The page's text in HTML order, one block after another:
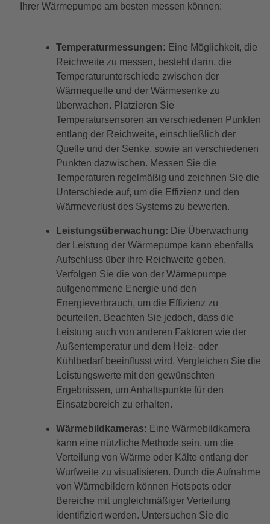
Ihrer Wärmepumpe am besten messen können:
Temperaturmessungen: Eine Möglichkeit, die
Reichweite zu messen, besteht darin, die
Temperaturunterschiede zwischen der
Wärmequelle und der Wärmesenke zu
überwachen. Platzieren Sie
Temperatursensoren an verschiedenen Punkten
entlang der Reichweite, einschließlich der
Quelle und der Senke, sowie an verschiedenen
Punkten dazwischen. Messen Sie die
Temperaturen regelmäßig und zeichnen Sie die
Unterschiede auf, um die Effizienz und den
Wärmeverlust des Systems zu bewerten.
Leistungsüberwachung: Die Überwachung
der Leistung der Wärmepumpe kann ebenfalls
Aufschluss über ihre Reichweite geben.
Verfolgen Sie die von der Wärmepumpe
aufgenommene Energie und den
Energieverbrauch, um die Effizienz zu
beurteilen. Beachten Sie jedoch, dass die
Leistung auch von anderen Faktoren wie der
Außentemperatur und dem Heiz- oder
Kühlbedarf beeinflusst wird. Vergleichen Sie die
Leistungswerte mit den gewünschten
Ergebnissen, um Anhaltspunkte für den
Einsatzbereich zu erhalten.
Wärmebildkameras: Eine Wärmebildkamera
kann eine nützliche Methode sein, um die
Verteilung von Wärme oder Kälte entlang der
Wurfweite zu visualisieren. Durch die Aufnahme
von Wärmebildern können Hotspots oder
Bereiche mit ungleichmäßiger Verteilung
identifiziert werden. Untersuchen Sie die